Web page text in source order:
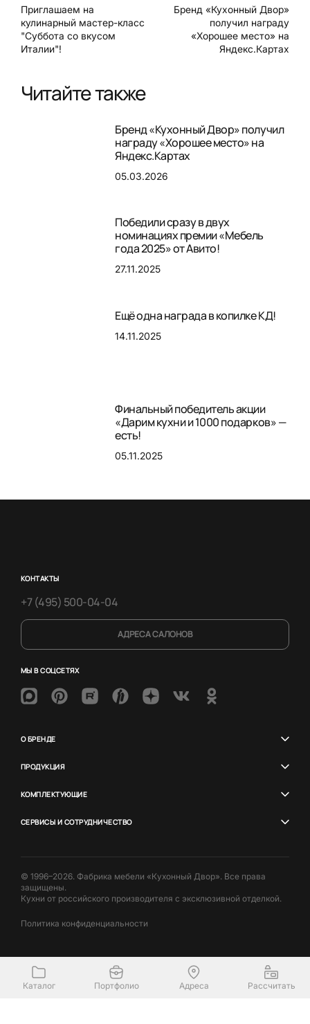
Приглашаем на
кулинарный мастер-класс
"Суббота со вкусом
Италии"!
Бренд «Кухонный Двор»
получил награду
«Хорошее место» на
Яндекс.Картах
Читайте также
Бренд «Кухонный Двор» получил
награду «Хорошее место» на
Яндекс.Картах
05.03.2026
Победили сразу в двух
номинациях премии «Мебель
года 2025» от Авито!
27.11.2025
Ещё одна награда в копилке КД!
14.11.2025
Финальный победитель акции
«Дарим кухни и 1000 подарков» —
есть!
05.11.2025
КОНТАКТЫ
+7 (495) 500-04-04
АДРЕСА САЛОНОВ
МЫ В СОЦСЕТЯХ
О БРЕНДЕ
ПРОДУКЦИЯ
КОМПЛЕКТУЮЩИЕ
СЕРВИСЫ И СОТРУДНИЧЕСТВО
© 1996–2026. Фабрика мебели «Кухонный Двор». Все права
защищены.
Кухни от российского производителя с эксклюзивной отделкой.
Политика конфиденциальности
Каталог Портфолио Адреса Рассчитать